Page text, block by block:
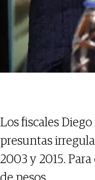
Los fiscales
presuntas
2003 y 2015.